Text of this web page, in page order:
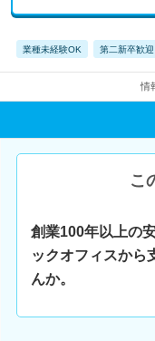
業種未経験OK 第二新卒歓迎
情
こ
創業100年以上の
ックオフィスから
んか。